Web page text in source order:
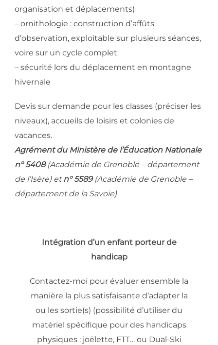
organisation et déplacements)
– ornithologie : construction d’affûts
d’observation, exploitable sur plusieurs séances,
voire sur un cycle complet
– sécurité lors du déplacement en montagne
hivernale
Devis sur demande pour les classes (préciser les
niveaux), accueils de loisirs et colonies de
vacances.
Agrément du Ministère de l’Éducation Nationale
n° 5408(Académie de Grenoble – département
de l’Isère) etn° 5589(Académie de Grenoble –
département de la Savoie)
Intégration d’un enfant porteur de
handicap
Contactez-moi pour évaluer ensemble la
manière la plus satisfaisante d’adapter la
ou les sortie(s) (possibilité d’utiliser du
matériel spécifique pour des handicaps
physiques : joëlette, FTT… ou Dual-Ski